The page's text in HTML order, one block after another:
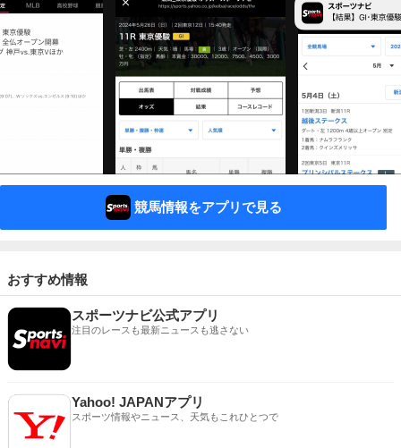
競馬情報をアプリで見る
おすすめ情報
スポーツナビ公式アプリ
注目のレースも最新ニュースも逃さない
Yahoo! JAPANアプリ
スポーツ情報やニュース、天気もこれひとつで